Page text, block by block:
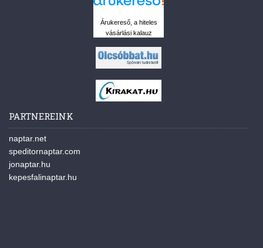
Árukereső, a hiteles
vásárlási kalauz
PARTNEREINK
naptar.net
speditornaptar.com
jonaptar.hu
kepesfalinaptar.hu